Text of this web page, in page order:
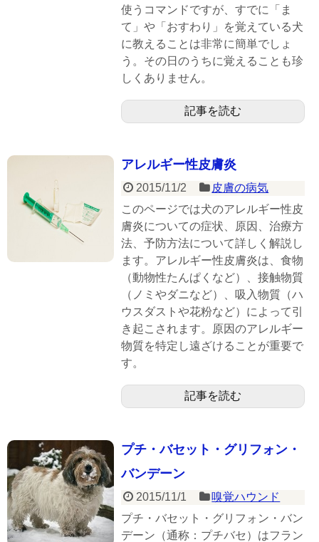
使うコマンドですが、すでに「ま
て」や「おすわり」を覚えている犬
に教えることは非常に簡単でしょ
う。その日のうちに覚えることも珍
しくありません。
記事を読む
アレルギー性皮膚炎
2015/11/2
皮膚の病気
このページでは犬のアレルギー性皮
膚炎についての症状、原因、治療方
法、予防方法について詳しく解説し
ます。アレルギー性皮膚炎は、食物
（動物性たんぱくなど）、接触物質
（ノミやダニなど）、吸入物質（ハ
ウスダストや花粉など）によって引
き起こされます。原因のアレルギー
物質を特定し遠ざけることが重要で
す。
記事を読む
プチ・バセット・グリフォン・
バンデーン
2015/11/1
嗅覚ハウンド
プチ・バセット・グリフォン・バン
デーン（通称：プチバセ）はフラン